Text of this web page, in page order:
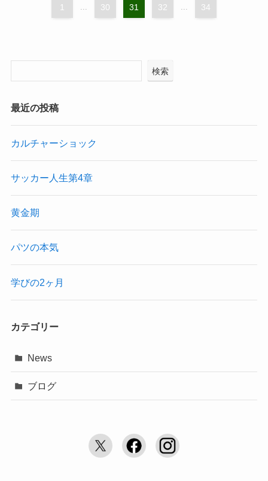
1 ... 30 31 32 ... 34
検索
最近の投稿
カルチャーショック
サッカー人生第4章
黄金期
パツの本気
学びの2ヶ月
カテゴリー
News
ブログ